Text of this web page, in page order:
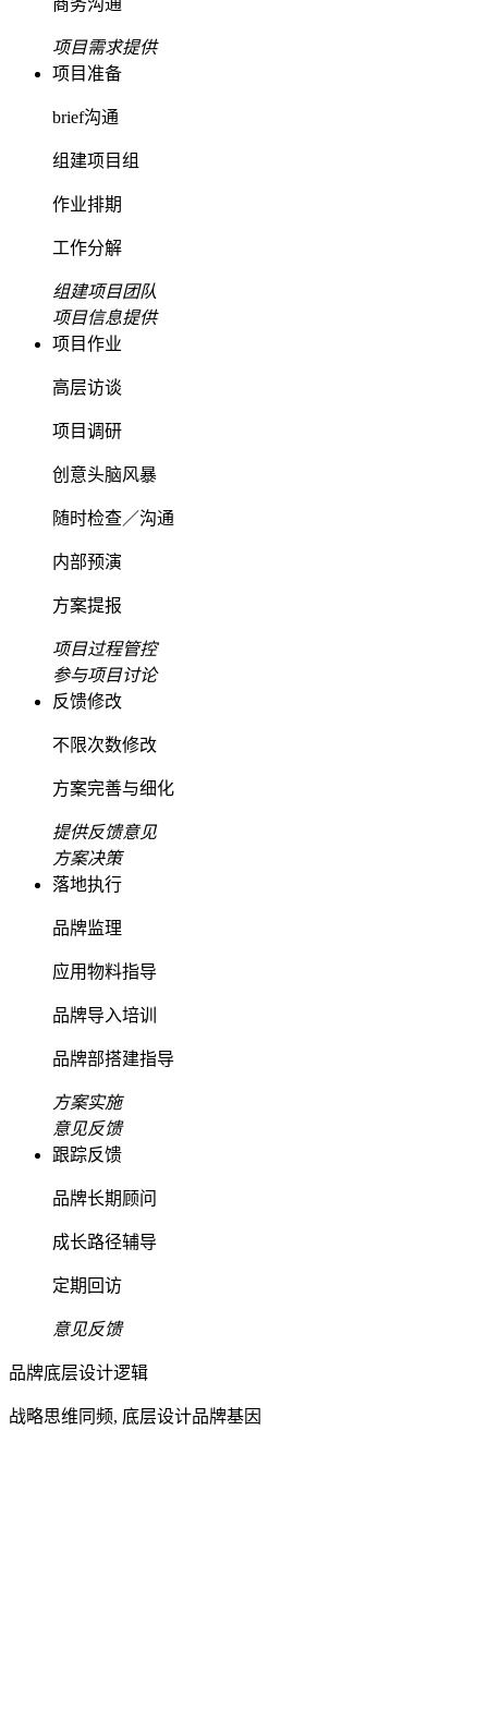
商务沟通
项目需求提供
项目准备
brief沟通
组建项目组
作业排期
工作分解
组建项目团队
项目信息提供
项目作业
高层访谈
项目调研
创意头脑风暴
随时检查／沟通
内部预演
方案提报
项目过程管控
参与项目讨论
反馈修改
不限次数修改
方案完善与细化
提供反馈意见
方案决策
落地执行
品牌监理
应用物料指导
品牌导入培训
品牌部搭建指导
方案实施
意见反馈
跟踪反馈
品牌长期顾问
成长路径辅导
定期回访
意见反馈
品牌底层设计逻辑
战略思维同频, 底层设计品牌基因